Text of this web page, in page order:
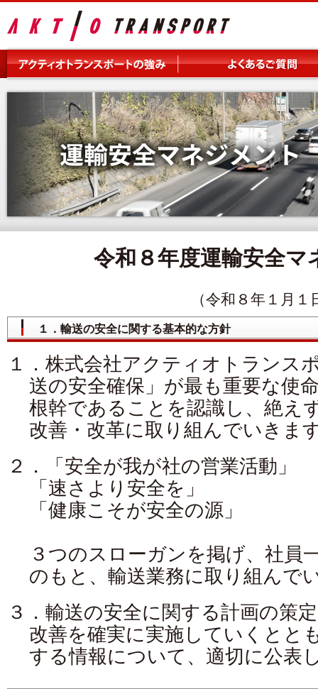
令和８年度運輸安全マ
（令和８年１月
１．輸送の安全に関する基本的な方針
１．株式会社アクティオトランス
送の安全確保」が最も重要な使
根幹であることを認識し、絶え
改善・改革に取り組んでいきま
２．「安全が我が社の営業活動」
「速さより安全を」
「健康こそが安全の源」
３つのスローガンを掲げ、社員
のもと、輸送業務に取り組んで
３．輸送の安全に関する計画の策
改善を確実に実施していくとと
する情報について、適切に公表